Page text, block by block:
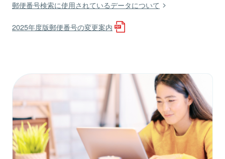
郵便番号検索に使用されているデータについて
2025年度版郵便番号の変更案内